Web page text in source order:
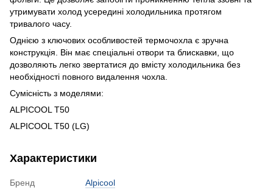
утримувати холод усередині холодильника протягом
тривалого часу.
Однією з ключових особливостей термочохла є зручна
конструкція. Він має спеціальні отвори та блискавки, що
дозволяють легко звертатися до вмісту холодильника без
необхідності повного видалення чохла.
Сумісність з моделями:
ALPICOOL T50
ALPICOOL T50 (LG)
Характеристики
Бренд
Alpicool